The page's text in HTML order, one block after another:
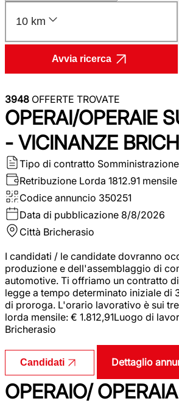
10 km
Avvia ricerca
3948 OFFERTE TROVATE
OPERAI/OPERAIE
- VICINANZE
Tipo di contratto Somministrazione
Retribuzione Lorda 1812.91 mensile
Codice annuncio 350251
Data di pubblicazione 8/8/2026
Città Bricherasio
I candidati / le candidate dovranno
produzione e dell'assemblaggio di
automotive. Ti offriamo un contratto
legge a tempo determinato iniziale di
di proroga. L'orario lavorativo è sui
lorda mensile: € 1.812,91Luogo di
Bricherasio
Candidati Dettaglio
OPERAIO/